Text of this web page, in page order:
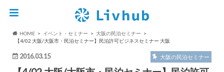
HOME イベント・セミナー
大阪の民泊セミナー
【4/02 大阪/大阪市・民泊セミナー】民泊許可ビジネスセミナー 大阪
2016.03.15 大阪の民泊セミナー